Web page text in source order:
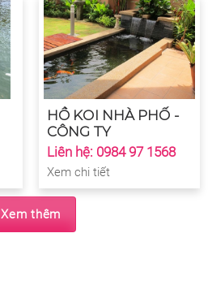
HỒ KOI NHÀ PHỐ -
CÔNG TY
Liên hệ: 0984 97 1568
Xem chi tiết
Xem thêm